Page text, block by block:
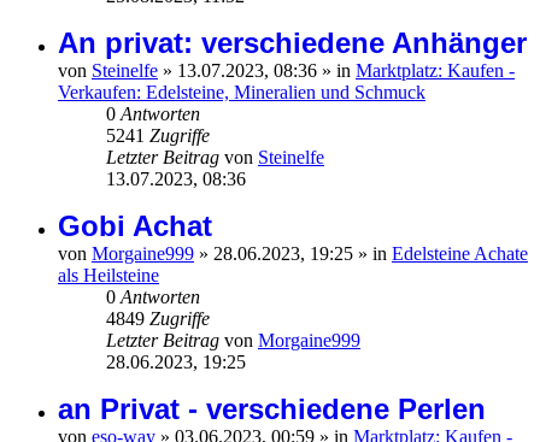
An privat: verschiedene Anhänger
von Steinelfe » 13.07.2023, 08:36 » in Marktplatz: Kaufen -
Verkaufen: Edelsteine, Mineralien und Schmuck
0 Antworten
5241 Zugriffe
Letzter Beitrag von Steinelfe
13.07.2023, 08:36
Gobi Achat
von Morgaine999 » 28.06.2023, 19:25 » in Edelsteine Achate
als Heilsteine
0 Antworten
4849 Zugriffe
Letzter Beitrag von Morgaine999
28.06.2023, 19:25
an Privat - verschiedene Perlen
von eso-way » 03.06.2023, 00:59 » in Marktplatz: Kaufen -